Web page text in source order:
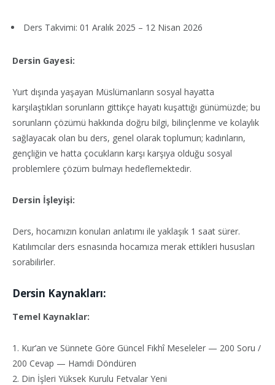
Ders Takvimi: 01 Aralık 2025 – 12 Nisan 2026
Dersin Gayesi:
Yurt dışında yaşayan Müslümanların sosyal hayatta
karşılaştıkları sorunların gittikçe hayatı kuşattığı günümüzde; bu
sorunların çözümü hakkında doğru bilgi, bilinçlenme ve kolaylık
sağlayacak olan bu ders, genel olarak toplumun; kadınların,
gençliğin ve hatta çocukların karşı karşıya olduğu sosyal
problemlere çözüm bulmayı hedeflemektedir.
Dersin İşleyişi:
Ders, hocamızın konuları anlatımı ile yaklaşık 1 saat sürer.
Katılımcılar ders esnasında hocamıza merak ettikleri hususları
sorabilirler.
Dersin Kaynakları:
Temel Kaynaklar:
1. Kur’an ve Sünnete Göre Güncel Fıkhî Meseleler — 200 Soru /
200 Cevap — Hamdi Döndüren
2. Din İşleri Yüksek Kurulu Fetvalar Yeni